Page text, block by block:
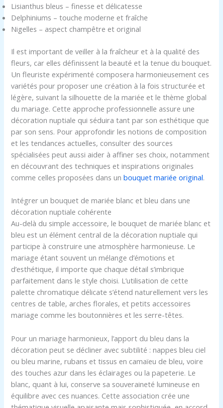
Lisianthus bleus – finesse et délicatesse
Delphiniums – touche moderne et fraîche
Nigelles – aspect champêtre et original
Il est important de veiller à la fraîcheur et à la qualité des
fleurs, car elles définissent la beauté et la tenue du bouquet.
Un fleuriste expérimenté composera harmonieusement ces
variétés pour proposer une création à la fois structurée et
légère, suivant la silhouette de la mariée et le thème global
du mariage. Cette approche professionnelle assure une
décoration nuptiale qui séduira tant par son esthétique que
par son sens. Pour approfondir les notions de composition
et les tendances actuelles, consulter des sources
spécialisées peut aussi aider à affiner ses choix, notamment
en découvrant des techniques et inspirations originales
comme celles proposées dans unbouquet mariée original.
Intégrer un bouquet de mariée blanc et bleu dans une
décoration nuptiale cohérente
Au-delà du simple accessoire, le bouquet de mariée blanc et
bleu est un élément central de la décoration nuptiale qui
participe à construire une atmosphère harmonieuse. Le
mariage étant souvent un mélange d’émotions et
d’esthétique, il importe que chaque détail s’imbrique
parfaitement dans le style choisi. L’utilisation de cette
palette chromatique délicate s’étend naturellement vers les
centres de table, arches florales, et petits accessoires
mariage comme les boutonnières et les serre-têtes.
Pour un mariage harmonieux, l’apport du bleu dans la
décoration peut se décliner avec subtilité : nappes bleu ciel
ou bleu marine, rubans et tissus en camaïeu de bleu, voire
des touches azur dans les éclairages ou la papeterie. Le
blanc, quant à lui, conserve sa souveraineté lumineuse en
équilibre avec ces nuances. Cette association crée une